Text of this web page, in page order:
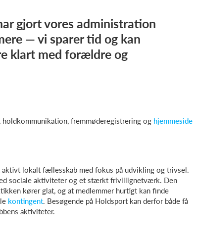
gjort vores administration
— vi sparer tid og kan
klart med forældre og
fremmøderegistrering og hjemmeside
aktivt lokalt fællesskab med fokus på udvikling og trivsel.
sociale aktiviteter og et stærkt frivillignetværk. Den
kører glat, og at medlemmer hurtigt kan finde
kontingent. Besøgende på Holdsport kan derfor både få
aktiviteter.